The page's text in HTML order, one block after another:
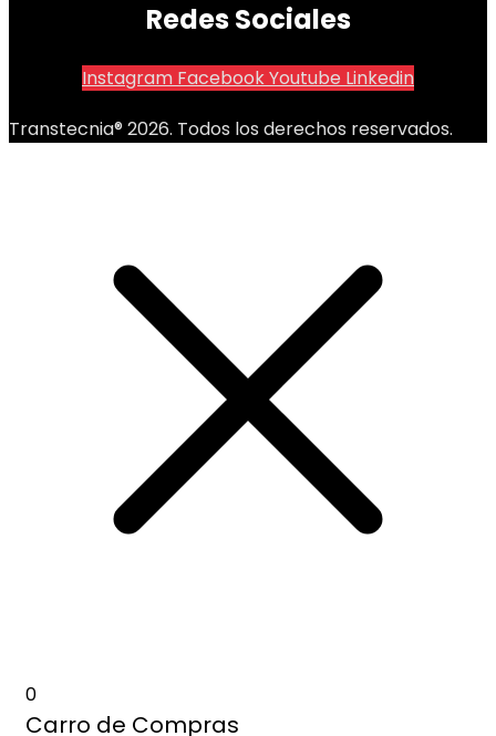
Redes Sociales
Instagram FacebookYoutube Linkedin
Transtecnia® 2026. Todos los derechos reservados.
0
Carro de Compras